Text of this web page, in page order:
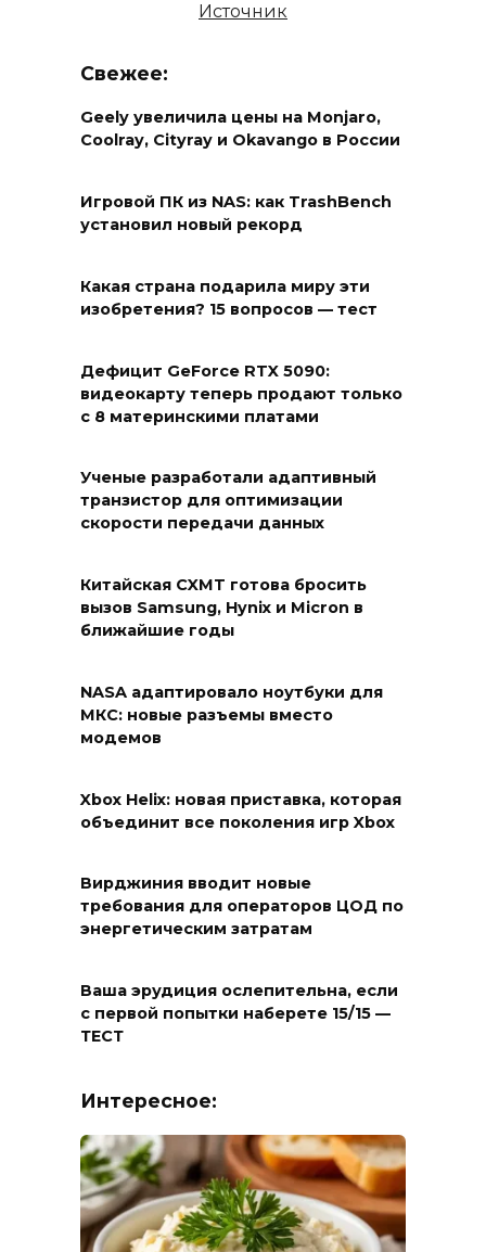
Источник
Свежее:
Geely увеличила цены на Monjaro,
Coolray, Cityray и Okavango в России
Игровой ПК из NAS: как TrashBench
установил новый рекорд
Какая страна подарила миру эти
изобретения? 15 вопросов — тест
Дефицит GeForce RTX 5090:
видеокарту теперь продают только
с 8 материнскими платами
Ученые разработали адаптивный
транзистор для оптимизации
скорости передачи данных
Китайская CXMT готова бросить
вызов Samsung, Hynix и Micron в
ближайшие годы
NASA адаптировало ноутбуки для
МКС: новые разъемы вместо
модемов
Xbox Helix: новая приставка, которая
объединит все поколения игр Xbox
Вирджиния вводит новые
требования для операторов ЦОД по
энергетическим затратам
Ваша эрудиция ослепительна, если
с первой попытки наберете 15/15 —
ТЕСТ
Интересное: